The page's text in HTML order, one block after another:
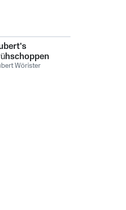
Folge 1
Wörister